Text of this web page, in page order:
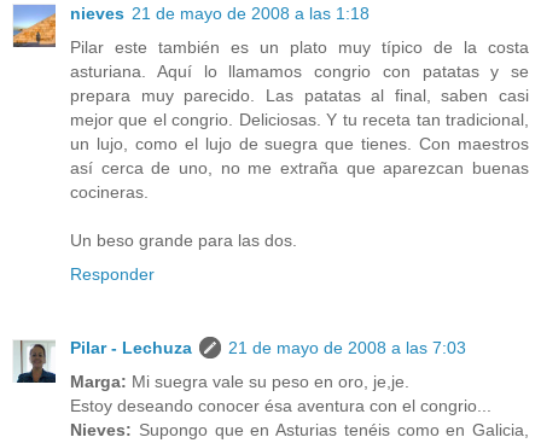
nieves 21 de mayo de 2008 a las 1:18
Pilar este también es un plato muy típico de la costa
asturiana. Aquí lo llamamos congrio con patatas y se
prepara muy parecido. Las patatas al final, saben casi
mejor que el congrio. Deliciosas. Y tu receta tan tradicional,
un lujo, como el lujo de suegra que tienes. Con maestros
así cerca de uno, no me extraña que aparezcan buenas
cocineras.
Un beso grande para las dos.
Responder
Pilar - Lechuza
21 de mayo de 2008 a las 7:03
Marga: Mi suegra vale su peso en oro, je,je.
Estoy deseando conocer ésa aventura con el congrio...
Nieves: Supongo que en Asturias tenéis como en Galicia,